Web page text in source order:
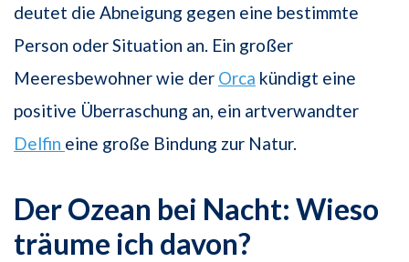
deutet die Abneigung gegen eine bestimmte
Person oder Situation an. Ein großer
Meeresbewohner wie der Orca kündigt eine
positive Überraschung an, ein artverwandter
Delfin eine große Bindung zur Natur.
Der Ozean bei Nacht: Wieso
träume ich davon?